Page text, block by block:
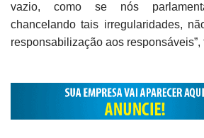
vazio, como se nós
chancelando tais irregularidades,
responsabilização aos responsáveis”,